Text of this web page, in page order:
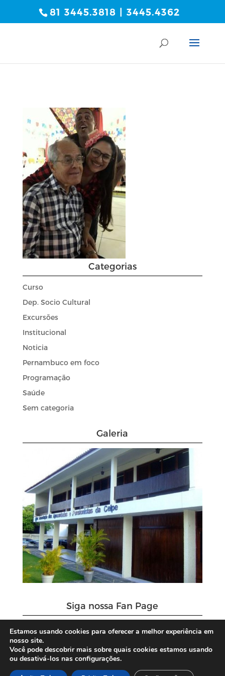
81 3445.3818 | 3445.4362
Categorias
Curso
Dep. Socio Cultural
Excursões
Institucional
Noticia
Pernambuco em foco
Programação
Saúde
Sem categoria
Galeria
Siga nossa Fan Page
Estamos usando cookies para oferecer a melhor experiência em
nosso site.
Você pode descobrir mais sobre quais cookies estamos usando
ou desativá-los nas configurações.